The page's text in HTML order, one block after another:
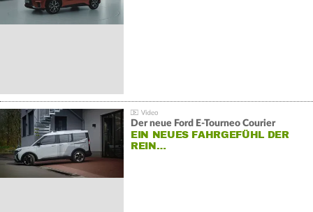
Der neue Ford E-Tourneo Courier
EIN NEUES FAHRGEFÜHL DER
REIN…